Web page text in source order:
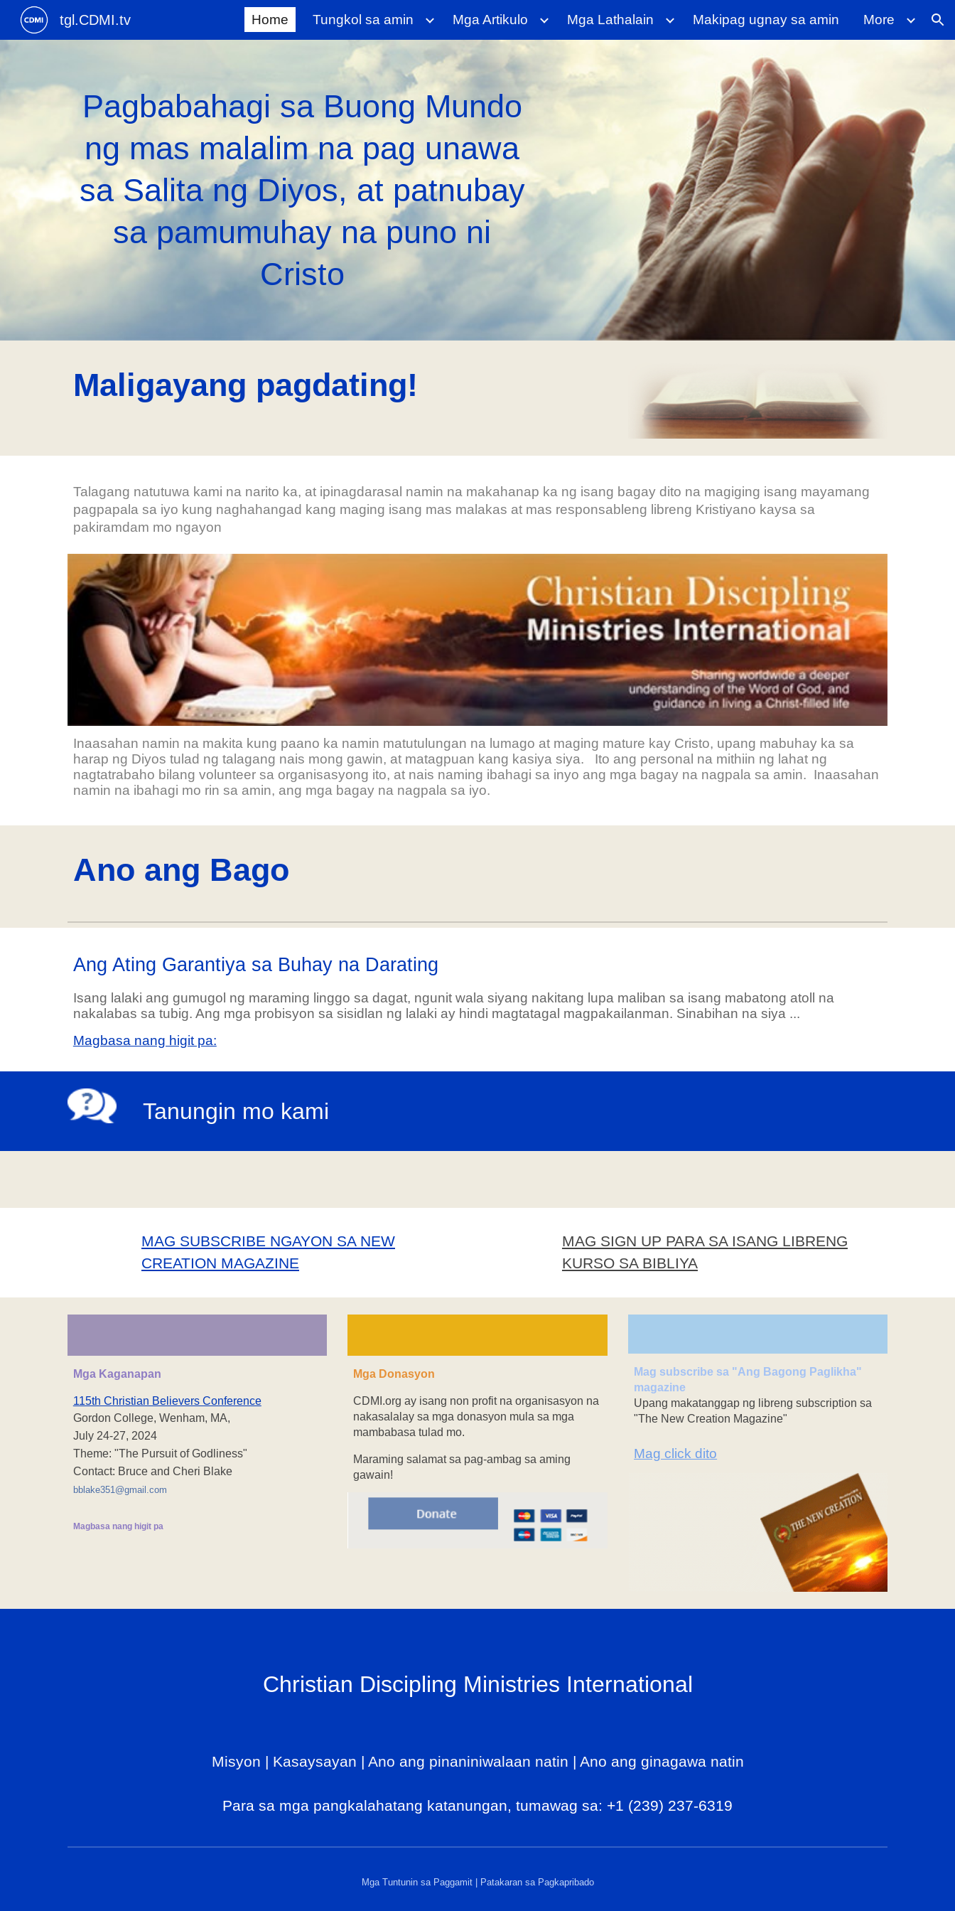
Skip to main content Skip to navigation
tgl.CDMI.tv Home Tungkol sa amin Mga Artikulo Mga Lathalain Makipag ugnay sa amin More
Pagbabahagi sa Buong Mundo
ng mas malalim na pag unawa
sa Salita ng Diyos, at patnubay
sa pamumuhay na puno ni
Cristo
Maligayang pagdating!
Talagang natutuwa kami na narito ka, at ipinagdarasal namin na makahanap ka ng isang bagay dito na magiging isang mayamang
pagpapala sa iyo kung naghahangad kang maging isang mas malakas at mas responsableng libreng Kristiyano kaysa sa
pakiramdam mo ngayon
Inaasahan namin na makita kung paano ka namin matutulungan na lumago at maging mature kay Cristo, upang mabuhay ka sa
harap ng Diyos tulad ng talagang nais mong gawin, at matagpuan kang kasiya siya. Ito ang personal na mithiin ng lahat ng
nagtatrabaho bilang volunteer sa organisasyong ito, at nais naming ibahagi sa inyo ang mga bagay na nagpala sa amin. Inaasahan
namin na ibahagi mo rin sa amin, ang mga bagay na nagpala sa iyo.
Ano ang Bago
Ang Ating Garantiya sa Buhay na Darating
Isang lalaki ang gumugol ng maraming linggo sa dagat, ngunit wala siyang nakitang lupa maliban sa isang mabatong atoll na
nakalabas sa tubig. Ang mga probisyon sa sisidlan ng lalaki ay hindi magtatagal magpakailanman. Sinabihan na siya ...
Magbasa nang higit pa:
Tanungin mo kami
MAG SUBSCRIBE NGAYON SA NEW
CREATION MAGAZINE
MAG SIGN UP PARA SA ISANG LIBRENG
KURSO SA BIBLIYA
Mga Kaganapan
115th Christian Believers Conference
Gordon College, Wenham, MA,
July 24-27, 2024
Theme: "The Pursuit of Godliness"
Contact: Bruce and Cheri Blake
bblake351@gmail.com
Magbasa nang higit pa
Mga Donasyon
CDMI.org ay isang non profit na organisasyon na
nakasalalay sa mga donasyon mula sa mga
mambabasa tulad mo.
Maraming salamat sa pag-ambag sa aming
gawain!
Mag subscribe sa "Ang Bagong Paglikha"
magazine
Upang makatanggap ng libreng subscription sa
"The New Creation Magazine"
Mag click dito
Christian Discipling Ministries International
Misyon | Kasaysayan | Ano ang pinaniniwalaan natin | Ano ang ginagawa natin
Para sa mga pangkalahatang katanungan, tumawag sa: +1 (239) 237-6319
Mga Tuntunin sa Paggamit| Patakaran sa Pagkapribado